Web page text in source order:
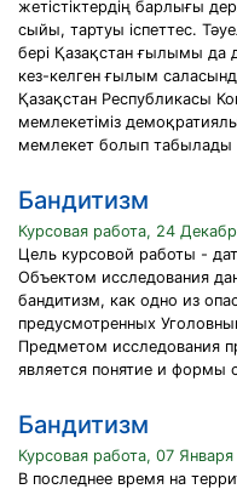
жетістіктердің барлығы
сыйы, тартуы іспеттес.
бері Қазақстан ғылымы да
кез-келген ғылым
Қазақстан Республикасы
мемлекетіміз
мемлекет болып табылады
Бандитизм
Курсовая работа, 24
Цель курсовой работы -
Объектом исследования
бандитизм, как одно из
предусмотренных
Предметом исследования
является понятие и формы
Бандитизм
Курсовая работа, 07 Января
В последнее время на